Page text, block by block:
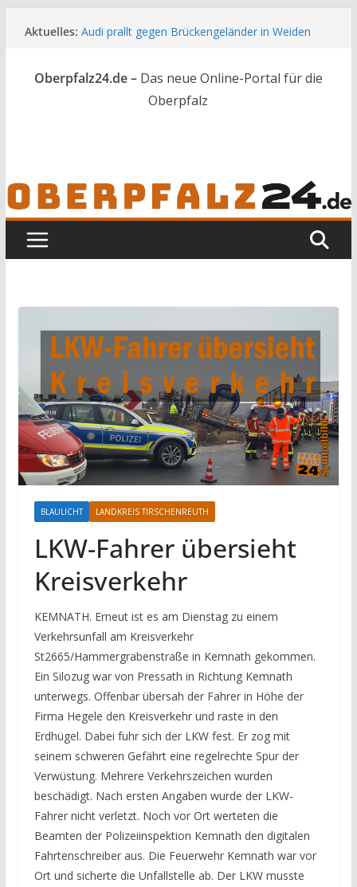
Inhalt
Aktuelles: Audi prallt gegen Brückengeländer in Weiden
Kindergeburtstag endet für Erwachsene im
Polizeigewahrsam
Wenn selbst der Polizeialltag kurios wird
Oberpfalz24.de – Das neue Online-Portal für die
Oberpfalz
BLAULICHT LANDKREIS TIRSCHENREUTH
LKW-Fahrer übersieht
Kreisverkehr
KEMNATH. Erneut ist es am Dienstag zu einem
Verkehrsunfall am Kreisverkehr
St2665/Hammergrabenstraße in Kemnath gekommen.
Ein Silozug war von Pressath in Richtung Kemnath
unterwegs. Offenbar übersah der Fahrer in Höhe der
Firma Hegele den Kreisverkehr und raste in den
Erdhügel. Dabei fuhr sich der LKW fest. Er zog mit
seinem schweren Gefährt eine regelrechte Spur der
Verwüstung. Mehrere Verkehrszeichen wurden
beschädigt. Nach ersten Angaben wurde der LKW-
Fahrer nicht verletzt. Noch vor Ort werteten die
Beamten der Polizeiinspektion Kemnath den digitalen
Fahrtenschreiber aus. Die Feuerwehr Kemnath war vor
Ort und sicherte die Unfallstelle ab. Der LKW musste